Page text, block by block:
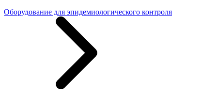
Оборудование для эпидемиологического контроля